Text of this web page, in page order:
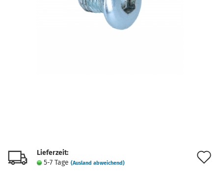
Lieferzeit:
5-7 Tage (Ausland abweichend)